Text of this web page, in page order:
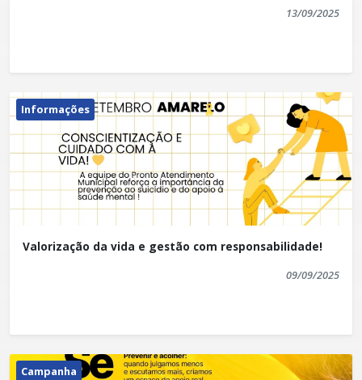
13/09/2025
Informações
Valorização da vida e gestão com responsabilidade!
09/09/2025
Campanha